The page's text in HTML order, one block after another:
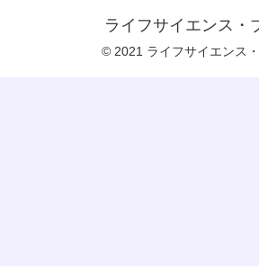
ライフサイエンス・
© 2021 ライフサイエンス